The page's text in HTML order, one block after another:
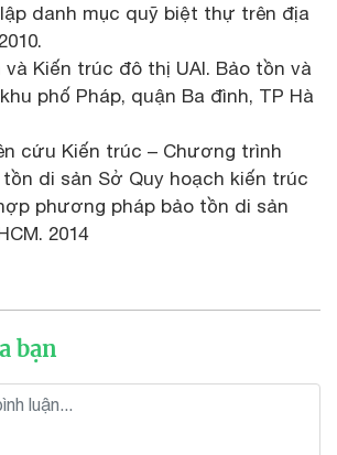
danh mục quỹ biệt thự trên địa
và Kiến trúc đô thị UAI. Bảo tồn và
phố Pháp, quận Ba đình, TP Hà
cứu Kiến trúc – Chương trình
di sản Sở Quy hoạch kiến trúc
phương pháp bảo tồn di sản
2014
bạn